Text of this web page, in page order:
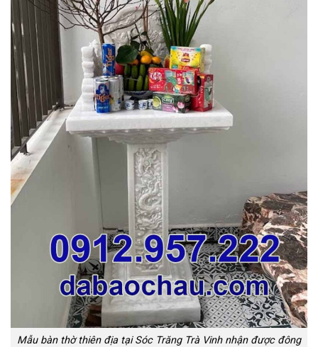
Mẫu bàn thờ thiên địa tại Sóc Trăng Trà Vinh nhận được đông